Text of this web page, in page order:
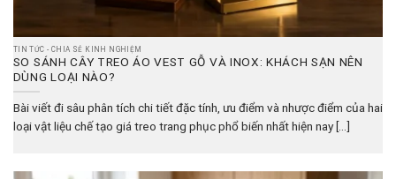
TIN TỨC - CHIA SẺ KINH NGHIỆM
SO SÁNH CÂY TREO ÁO VEST GỖ VÀ INOX: KHÁCH SẠN NÊN
DÙNG LOẠI NÀO?
Bài viết đi sâu phân tích chi tiết đặc tính, ưu điểm và nhược điểm của hai
loại vật liệu chế tạo giá treo trang phục phổ biến nhất hiện nay [...]